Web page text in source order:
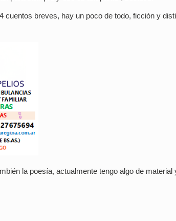
cuentos breves, hay un poco de todo, ficción y
la poesía, actualmente tengo algo de